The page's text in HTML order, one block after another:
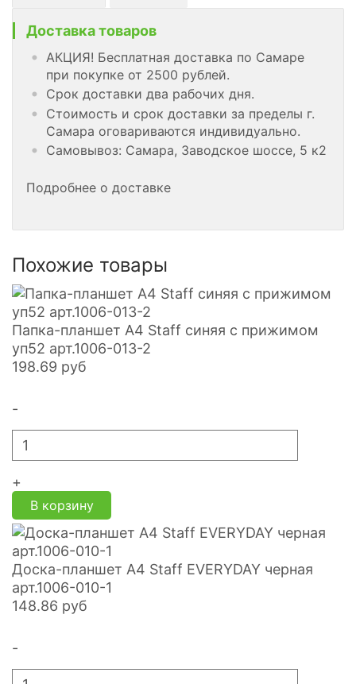
Доставка товаров
АКЦИЯ! Бесплатная доставка по Самаре
при покупке от 2500 рублей.
Срок доставки два рабочих дня.
Стоимость и срок доставки за пределы г.
Самара оговариваются индивидуально.
Самовывоз: Самара, Заводское шоссе, 5 к2
Подробнее о доставке
Похожие товары
Папка-планшет А4 Staff синяя с прижимом
уп52 арт.1006-013-2
198.69 руб
-
+
В корзину
Доска-планшет А4 Staff EVERYDAY черная
арт.1006-010-1
148.86 руб
-